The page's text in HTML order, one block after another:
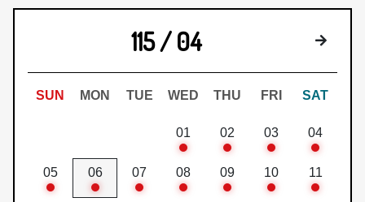
115 / 04 下個月
SUN MON TUE WED THU FRI SAT
01 02 03 04
05 06 07 08 09 10 11